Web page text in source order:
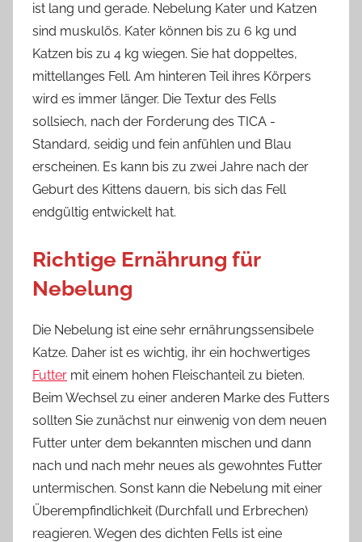
ist lang und gerade. Nebelung Kater und Katzen
sind muskulös. Kater können bis zu 6 kg und
Katzen bis zu 4 kg wiegen. Sie hat doppeltes,
mittellanges Fell. Am hinteren Teil ihres Körpers
wird es immer länger. Die Textur des Fells
sollsiech, nach der Forderung des TICA -
Standard, seidig und fein anfühlen und Blau
erscheinen. Es kann bis zu zwei Jahre nach der
Geburt des Kittens dauern, bis sich das Fell
endgültig entwickelt hat.
Richtige Ernährung für
Nebelung
Die Nebelung ist eine sehr ernährungssensibele
Katze. Daher ist es wichtig, ihr ein hochwertiges
Futter mit einem hohen Fleischanteil zu bieten.
Beim Wechsel zu einer anderen Marke des Futters
sollten Sie zunächst nur einwenig von dem neuen
Futter unter dem bekannten mischen und dann
nach und nach mehr neues als gewohntes Futter
untermischen. Sonst kann die Nebelung mit einer
Überempfindlichkeit (Durchfall und Erbrechen)
reagieren. Wegen des dichten Fells ist eine